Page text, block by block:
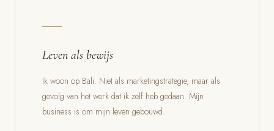
Leven als bewijs
Ik woon op Bali. Niet als marketingstrategie, maar als
gevolg van het werk dat ik zelf heb gedaan. Mijn
business is om mijn leven gebouwd.